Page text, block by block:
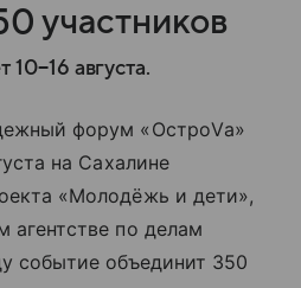
участников
августа.
форум «ОстроVа»
на Сахалине
«Молодёжь и дети»,
агентстве по делам
событие объединит 350